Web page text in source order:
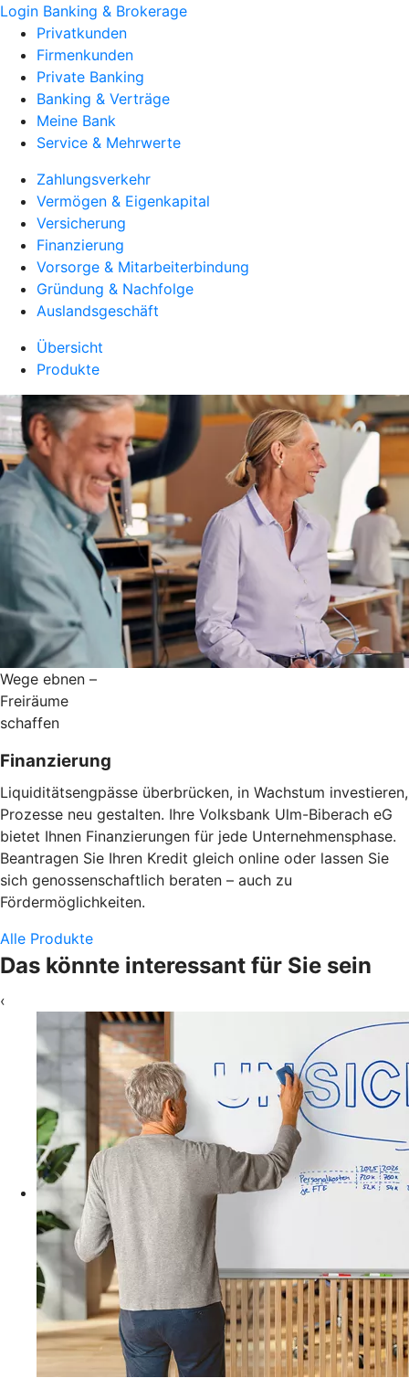
Login Banking & Brokerage
Privatkunden
Firmenkunden
Private Banking
Banking & Verträge
Meine Bank
Service & Mehrwerte
Zahlungsverkehr
Vermögen & Eigenkapital
Versicherung
Finanzierung
Vorsorge & Mitarbeiterbindung
Gründung & Nachfolge
Auslandsgeschäft
Übersicht
Produkte
Wege ebnen –
Freiräume
schaffen
Finanzierung
Liquiditätsengpässe überbrücken, in Wachstum investieren,
Prozesse neu gestalten. Ihre Volksbank Ulm-Biberach eG
bietet Ihnen Finanzierungen für jede Unternehmensphase.
Beantragen Sie Ihren Kredit gleich online oder lassen Sie
sich genossenschaftlich beraten – auch zu
Fördermöglichkeiten.
Alle Produkte
Das könnte interessant für Sie sein
‹